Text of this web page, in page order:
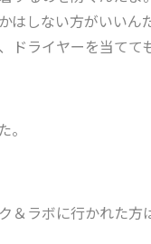
はしない方がいいん
ドライヤーを当てて
。
＆ラボに行かれた方